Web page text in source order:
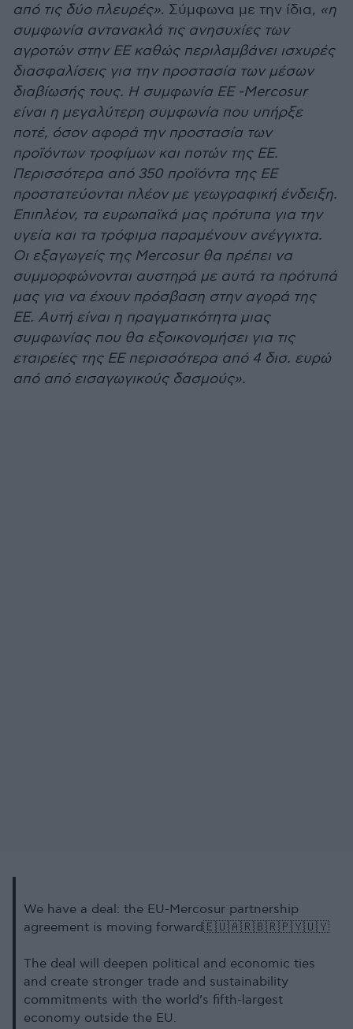
από τις δύο πλευρές». Σύμφωνα με την ίδια, «η
συμφωνία αντανακλά τις ανησυχίες των
αγροτών στην ΕΕ καθώς περιλαμβάνει ισχυρές
διασφαλίσεις για την προστασία των μέσων
διαβίωσής τους. Η συμφωνία ΕΕ -Mercosur
είναι η μεγαλύτερη συμφωνία που υπήρξε
ποτέ, όσον αφορά την προστασία των
προϊόντων τροφίμων και ποτών της ΕΕ.
Περισσότερα από 350 προϊόντα της ΕΕ
προστατεύονται πλέον με γεωγραφική ένδειξη.
Επιπλέον, τα ευρωπαϊκά μας πρότυπα για την
υγεία και τα τρόφιμα παραμένουν ανέγγιχτα.
Οι εξαγωγείς της Mercosur θα πρέπει να
συμμορφώνονται αυστηρά με αυτά τα πρότυπά
μας για να έχουν πρόσβαση στην αγορά της
ΕΕ. Αυτή είναι η πραγματικότητα μιας
συμφωνίας που θα εξοικονομήσει για τις
εταιρείες της ΕΕ περισσότερα από 4 δισ. ευρώ
από από εισαγωγικούς δασμούς».
We have a deal: the EU-Mercosur partnership
agreement is moving forward🇪🇺🇦🇷🇧🇷🇵🇾🇺🇾
The deal will deepen political and economic ties
and create stronger trade and sustainability
commitments with the world’s fifth-largest
economy outside the EU.